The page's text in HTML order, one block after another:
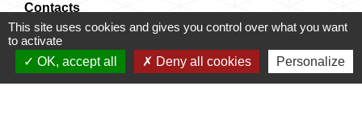
Contacts
Commune de Champrond-en-Gâtine
72 Grande Rue
28240 Champrond-en-Gâtine - FRANCE
This site uses cookies and gives you control over what you want
to activate
OK, accept all
Deny all cookies Personalize